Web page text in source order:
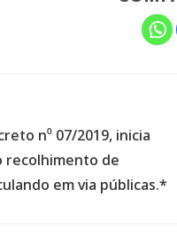
n⁰ 07/2019, inicia
recolhimento de
em via públicas.*